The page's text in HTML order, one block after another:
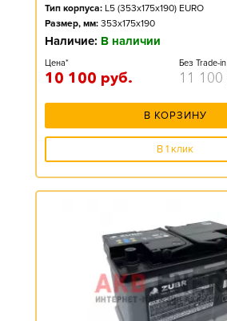
Тип корпуса: L5 (353x175x190) EURO
Размер, мм: 353x175x190
Наличие: В наличии
Цена*
10 100 руб.
Без Trade-in
11 100
В КОРЗИНУ
В 1 клик